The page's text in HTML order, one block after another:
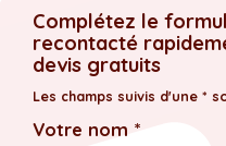
Complétez le
recontacté
devis gratuits
Les champs suivis d'une *
Votre nom *